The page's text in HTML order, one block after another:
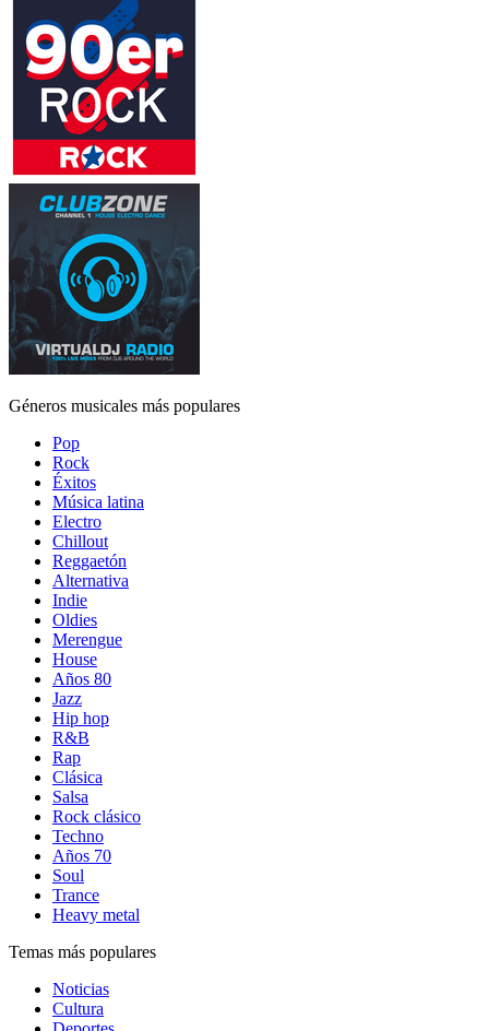
Géneros musicales más populares
Pop
Rock
Éxitos
Música latina
Electro
Chillout
Reggaetón
Alternativa
Indie
Oldies
Merengue
House
Años 80
Jazz
Hip hop
R&B
Rap
Clásica
Salsa
Rock clásico
Techno
Años 70
Soul
Trance
Heavy metal
Temas más populares
Noticias
Cultura